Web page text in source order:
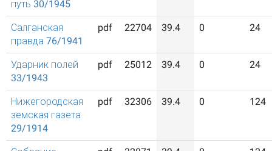
путь 30/1945
Салганская
правда 76/1941
pdf 22704 39.4 0 24
Ударник полей
33/1943
pdf 25012 39.4 0 24
Нижегородская
земская газета
29/1914
pdf 32306 39.4 0 124